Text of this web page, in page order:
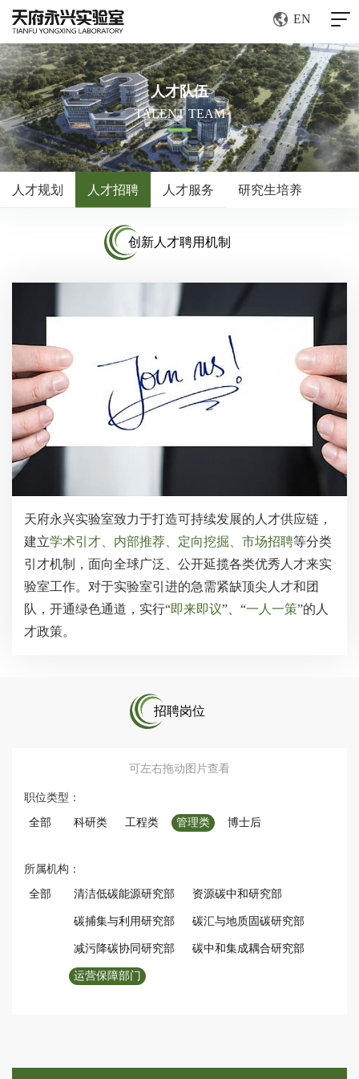
EN
人才队伍
TALENT TEAM
人才规划 人才招聘 人才服务 研究生培养
创新人才聘用机制
天府永兴实验室致力于打造可持续发展的人才供应链，
建立学术引才、内部推荐、定向挖掘、市场招聘等分类
引才机制，面向全球广泛、公开延揽各类优秀人才来实
验室工作。对于实验室引进的急需紧缺顶尖人才和团
队，开通绿色通道，实行“即来即议”、“一人一策”的人
才政策。
招聘岗位
可左右拖动图片查看
职位类型：
全部 科研类 工程类 管理类 博士后
所属机构：
全部 清洁低碳能源研究部 资源碳中和研究部
碳捕集与利用研究部 碳汇与地质固碳研究部
减污降碳协同研究部 碳中和集成耦合研究部
运营保障部门